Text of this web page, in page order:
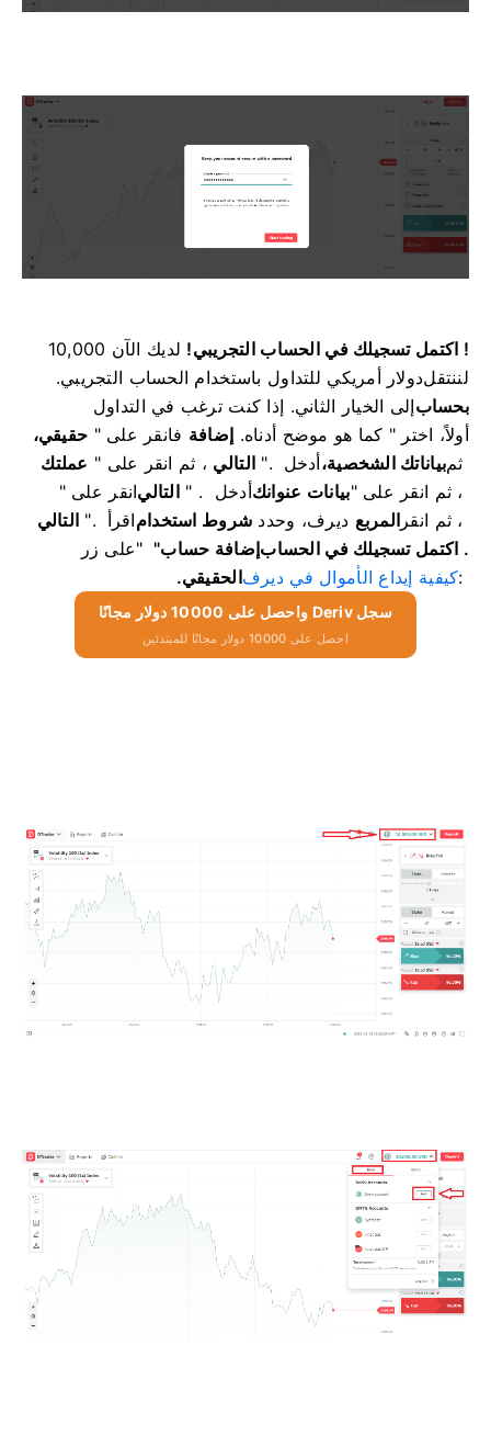
! اكتمل تسجيلك في الحساب التجريبي!
لديك الآن 10,000
دولار أمريكي للتداول باستخدام الحساب التجريبي.لننتقل
إلى الخيار الثاني. إذا كنت ترغب في التداولبحساب
حقيقي، فانقر على " إضافة " كما هو موضح أدناه. أولاً، اختر
عملتك ، ثم انقر على " التالي ". أدخلبياناتك الشخصية،ثم
انقر على "التالي " . أدخلبيانات عنوانك، ثم انقر على "
التالي ". اقرأشروط استخدام ديرف، وحدد المربع ، ثم انقر
على زر" إضافة حساب". اكتمل تسجيلك في الحساب
الحقيقي.كيفية إيداع الأموال في ديرف:
سجل Deriv واحصل على 10000 دولار مجانًا
احصل على 10000 دولار مجانًا للمبتدئين